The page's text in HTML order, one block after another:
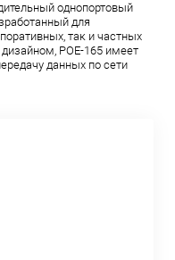
однопортовый
для
так и частных
POE-165 имеет
данных по сети